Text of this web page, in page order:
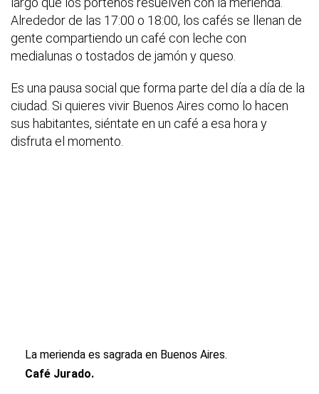
Alrededor de las 17:00 o 18:00, los cafés se llenan de
gente compartiendo un café con leche con
medialunas o tostados de jamón y queso.
Es una pausa social que forma parte del día a día de la
ciudad. Si quieres vivir Buenos Aires como lo hacen
sus habitantes, siéntate en un café a esa hora y
disfruta el momento.
La merienda es sagrada en Buenos Aires.
Café Jurado.